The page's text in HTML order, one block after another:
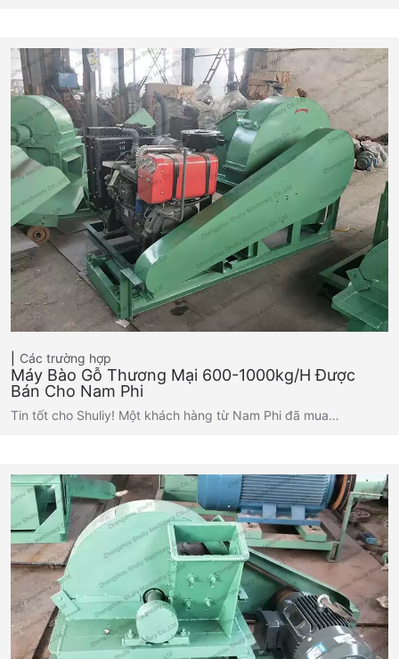
Các trường hợp
Máy Bào Gỗ Thương Mại 600-1000kg/h Được
Bán Cho Nam Phi
Tin tốt cho Shuliy! Một khách hàng từ Nam Phi đã mua…